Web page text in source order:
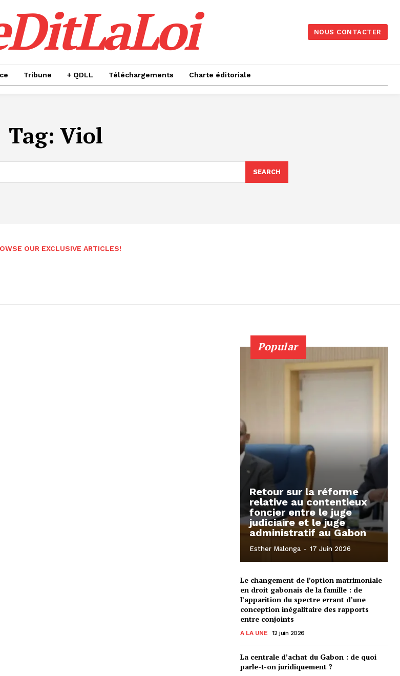
NOUS CONTACTER
Tribune + QDLL Téléchargements Charte éditoriale
Tag: Viol
SEARCH
OUR EXCLUSIVE ARTICLES!
Popular
Retour sur la réforme
relative au contentieux
foncier entre le juge
judiciaire et le juge
administratif au Gabon
Esther Malonga - 17 Juin 2026
Le changement de l’option matrimoniale
en droit gabonais de la famille : de
l’apparition du spectre errant d’une
conception inégalitaire des rapports
entre conjoints
A LA UNE 12 juin 2026
La centrale d’achat du Gabon : de quoi
parle-t-on juridiquement ?